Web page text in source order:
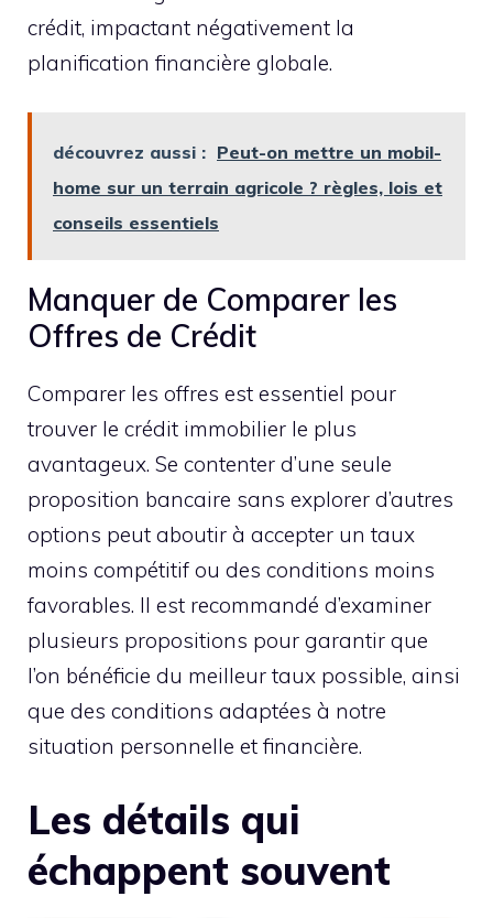
crédit, impactant négativement la
planification financière globale.
découvrez aussi : Peut-on mettre un mobil-
home sur un terrain agricole ? règles, lois et
conseils essentiels
Manquer de Comparer les
Offres de Crédit
Comparer les offres est essentiel pour
trouver le crédit immobilier le plus
avantageux. Se contenter d’une seule
proposition bancaire sans explorer d’autres
options peut aboutir à accepter un taux
moins compétitif ou des conditions moins
favorables. Il est recommandé d’examiner
plusieurs propositions pour garantir que
l’on bénéficie du meilleur taux possible, ainsi
que des conditions adaptées à notre
situation personnelle et financière.
Les détails qui
échappent souvent